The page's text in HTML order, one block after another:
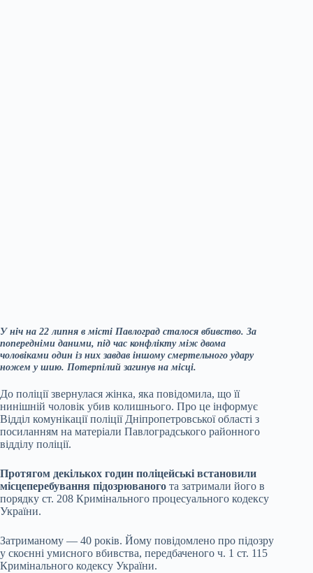
У ніч на 22 липня в місті Павлоград сталося вбивство. За
попередніми даними, під час конфлікту між двома
чоловіками один із них завдав іншому смертельного удару
ножем у шию. Потерпілий загинув на місці.
До поліції звернулася жінка, яка повідомила, що її
нинішній чоловік убив колишнього. Про це інформує
Відділ комунікації поліції Дніпропетровської області з
посиланням на матеріали Павлоградського районного
відділу поліції.
Протягом декількох годин поліцейські встановили
місцеперебування підозрюваного та затримали його в
порядку ст. 208 Кримінального процесуального кодексу
України.
Затриманому — 40 років. Йому повідомлено про підозру
у скоєнні умисного вбивства, передбаченого ч. 1 ст. 115
Кримінального кодексу України.